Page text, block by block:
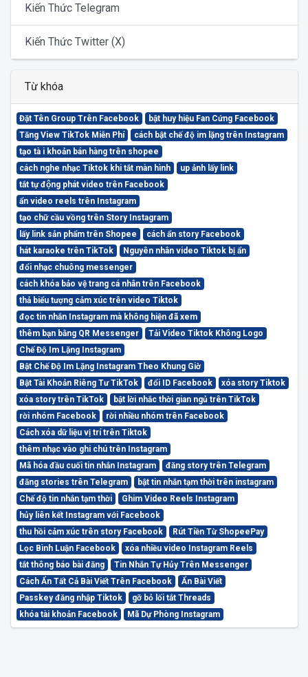
Kiến Thức Telegram
Kiến Thức Twitter (X)
Từ khóa
Đặt Tên Group Trên Facebook
bật huy hiệu Fan Cứng Facebook
Tăng View TikTok Miễn Phí
cách bật chế độ im lặng trên Instagram
tạo tà i khoản bán hàng trên shopee
cách nghe nhạc Tiktok khi tắt màn hình
up ảnh lấy link
tắt tự động phát video trên Facebook
ẩn video reels trên Instagram
tạo chữ cầu vồng trên Story Instagram
lấy link sản phẩm trên Shopee
cách ẩn story Facebook
hát karaoke trên TikTok
Nguyên nhân video Tiktok bị ẩn
đổi nhạc chuông messenger
cách khóa bảo vệ trang cá nhân trên Facebook
thả biểu tượng cảm xúc trên video Tiktok
đọc tin nhắn Instagram mà không hiện đã xem
thêm bạn bằng QR Messenger
Tải Video Tiktok Không Logo
Chế Độ Im Lặng Instagram
Bật Chế Độ Im Lặng Instagram Theo Khung Giờ
Bật Tài Khoản Riêng Tư TikTok
đổi ID Facebook
xóa story Tiktok
xóa story trên TikTok
bật lời nhắc thời gian ngủ trên TikTok
rời nhóm Facebook
rời nhiều nhóm trên Facebook
Cách xóa dữ liệu vị trí trên Tiktok
thêm nhạc vào ghi chú trên Instagram
Mã hóa đầu cuối tin nhắn Instagram
đăng story trên Telegram
đăng stories trên Telegram
bật tin nhắn tạm thời trên instagram
Chế độ tin nhắn tạm thời
Ghim Video Reels Instagram
hủy liên kết Instagram với Facebook
thu hồi cảm xúc trên story Facebook
Rút Tiền Từ ShopeePay
Lọc Bình Luận Facebook
xóa nhiều video Instagram Reels
tắt thông báo bài đăng
Tin Nhắn Tự Hủy Trên Messenger
Cách Ẩn Tất Cả Bài Viết Trên Facebook
Ẩn Bài Viết
Passkey đăng nhập Tiktok
gỡ bỏ lối tắt Threads
khóa tài khoản Facebook
Mã Dự Phòng Instagram